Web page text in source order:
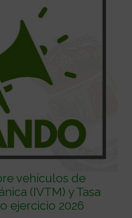
vehículos de
(IVTM) y Tasa
ejercicio 2026